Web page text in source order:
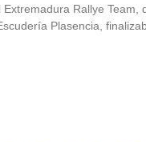
Rallye Team,
Plasencia,